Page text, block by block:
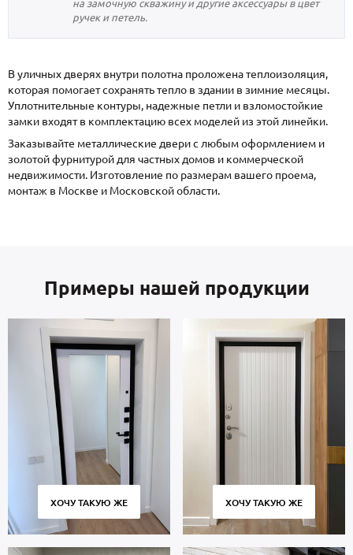
на замочную скважину и другие аксессуары в цвет
ручек и петель.
В уличных дверях внутри полотна проложена теплоизоляция,
которая помогает сохранять тепло в здании в зимние месяцы.
Уплотнительные контуры, надежные петли и взломостойкие
замки входят в комплектацию всех моделей из этой линейки.
Заказывайте металлические двери с любым оформлением и
золотой фурнитурой для частных домов и коммерческой
недвижимости. Изготовление по размерам вашего проема,
монтаж в Москве и Московской области.
Примеры нашей продукции
ХОЧУ ТАКУЮ ЖЕ ХОЧУ ТАКУЮ ЖЕ